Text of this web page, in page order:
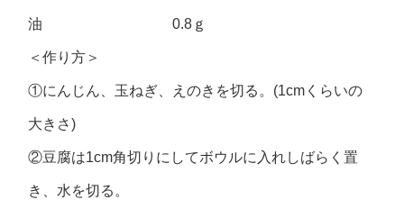
油 0.8ｇ
＜作り方＞
①にんじん、玉ねぎ、えのきを切る。(1cmくらいの
大きさ)
②豆腐は1cm角切りにしてボウルに入れしばらく置
き、水を切る。